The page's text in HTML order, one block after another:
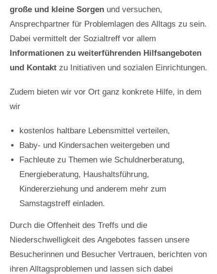
große und kleine Sorgen und versuchen,
Ansprechpartner für Problemlagen des Alltags zu sein.
Dabei vermittelt der Sozialtreff vor allem
Informationen zu weiterführenden Hilfsangeboten
und Kontakt zu Initiativen und sozialen Einrichtungen.
Zudem bieten wir vor Ort ganz konkrete Hilfe, in dem
wir
kostenlos haltbare Lebensmittel verteilen,
Baby- und Kindersachen weitergeben und
Fachleute zu Themen wie Schuldnerberatung,
Energieberatung, Haushaltsführung,
Kindererziehung und anderem mehr zum
Samstagstreff einladen.
Durch die Offenheit des Treffs und die
Niederschwelligkeit des Angebotes fassen unsere
Besucherinnen und Besucher Vertrauen, berichten von
ihren Alltagsproblemen und lassen sich dabei